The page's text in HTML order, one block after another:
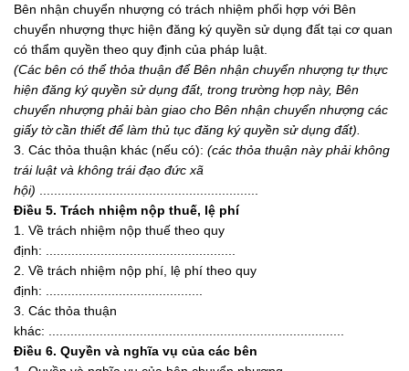
Bên nhận chuyển nhượng có trách nhiệm phối hợp với Bên
chuyển nhượng thực hiện đăng ký quyền sử dụng đất tại cơ quan
có thẩm quyền theo quy định của pháp luật.
(Các bên có thể thỏa thuận để Bên nhận chuyển nhượng tự thực
hiện đăng ký quyền sử dụng đất, trong trường hợp này, Bên
chuyển nhượng phải bàn giao cho Bên nhận chuyển nhượng các
giấy tờ cần thiết để làm thủ tục đăng ký quyền sử dụng đất).
3. Các thỏa thuận khác (nếu có): (các thỏa thuận này phải không
trái luật và không trái đạo đức xã
hội)
Điều 5. Trách nhiệm nộp thuế, lệ phí
1. Về trách nhiệm nộp thuế theo quy
định: ....................................................
2. Về trách nhiệm nộp phí, lệ phí theo quy
định: ...........................................
3. Các thỏa thuận
khác: .................................................................................
Điều 6. Quyền và nghĩa vụ của các bên